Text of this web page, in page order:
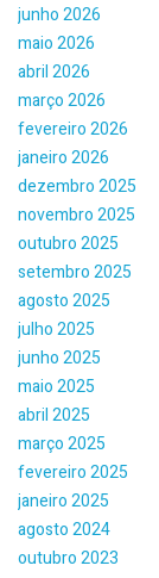
junho 2026
maio 2026
abril 2026
março 2026
fevereiro 2026
janeiro 2026
dezembro 2025
novembro 2025
outubro 2025
setembro 2025
agosto 2025
julho 2025
junho 2025
maio 2025
abril 2025
março 2025
fevereiro 2025
janeiro 2025
agosto 2024
outubro 2023